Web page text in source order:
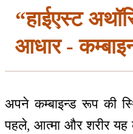
“हाईएस्ट
आधार -
अपने कम्बाइन्ड रूप की
पहले, आत्मा और शरीर यह